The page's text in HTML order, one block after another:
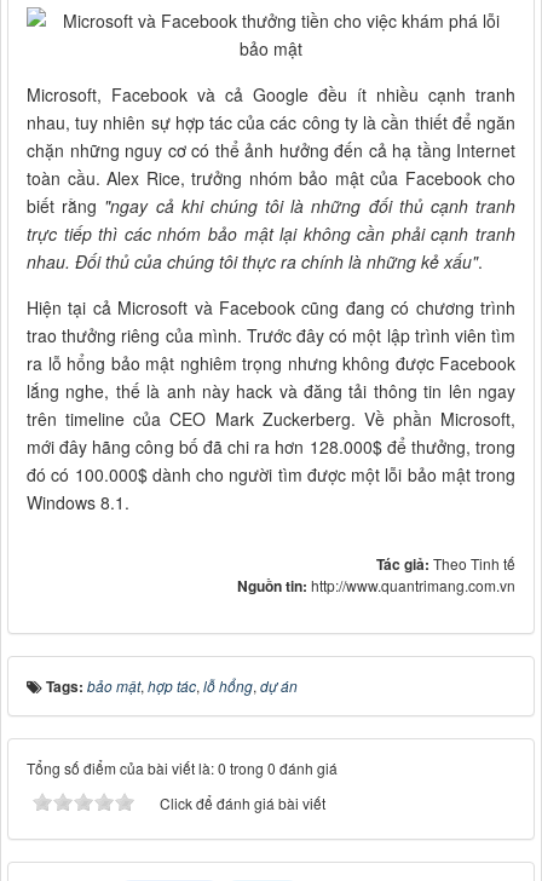
Microsoft, Facebook và cả Google đều ít nhiều cạnh tranh
nhau, tuy nhiên sự hợp tác của các công ty là cần thiết để ngăn
chặn những nguy cơ có thể ảnh hưởng đến cả hạ tầng Internet
toàn cầu. Alex Rice, trưởng nhóm bảo mật của Facebook cho
biết rằng "ngay cả khi chúng tôi là những đối thủ cạnh tranh
trực tiếp thì các nhóm bảo mật lại không cần phải cạnh tranh
nhau. Đối thủ của chúng tôi thực ra chính là những kẻ xấu".
Hiện tại cả Microsoft và Facebook cũng đang có chương trình
trao thưởng riêng của mình. Trước đây có một lập trình viên tìm
ra lỗ hổng bảo mật nghiêm trọng nhưng không được Facebook
lắng nghe, thế là anh này hack và đăng tải thông tin lên ngay
trên timeline của CEO Mark Zuckerberg. Về phần Microsoft,
mới đây hãng công bố đã chi ra hơn 128.000$ để thưởng, trong
đó có 100.000$ dành cho người tìm được một lỗi bảo mật trong
Windows 8.1.
Tác giả: Theo Tinh tế
Nguồn tin: http://www.quantrimang.com.vn
Tags: bảo mật, hợp tác, lỗ hổng, dự án
Tổng số điểm của bài viết là: 0 trong 0 đánh giá
Click để đánh giá bài viết